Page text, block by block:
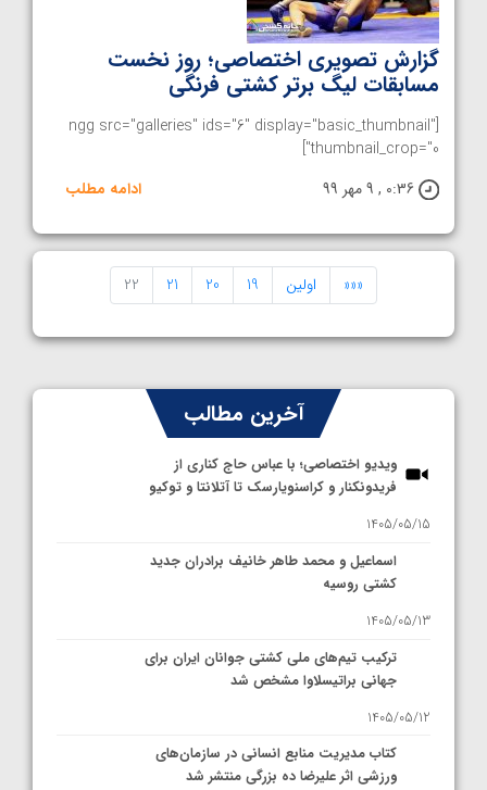
گزارش تصویری اختصاصی؛ روز نخست
مسابقات لیگ برتر کشتی فرنگی
[ngg src="galleries" ids="6" display="basic_thumbnail"
thumbnail_crop="0"]
0:36 , 9 مهر 99
ادامه مطلب
««« اولین 19
20
21
22
آخرین مطالب
ویدیو اختصاصی؛ با عباس حاج کناری از
فریدونکنار و کراسنویارسک تا آتلانتا و توکیو
1405/05/15
اسماعیل و محمد طاهر خانیف برادران جدید
کشتی روسیه
1405/05/13
ترکیب تیم‌های ملی کشتی جوانان ایران برای
جهانی براتیسلاوا مشخص شد
1405/05/12
کتاب مدیریت منابع انسانی در سازمان‌های
ورزشی اثر علیرضا ده بزرگی منتشر شد